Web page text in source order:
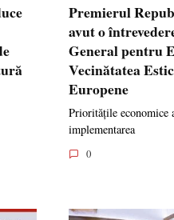
Premierul
avut o
General pentru
Vecinătatea
Europene
Prioritățile economice
implementarea
0